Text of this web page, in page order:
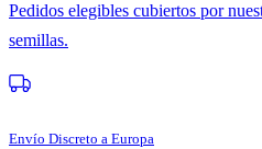
Pedidos elegibles cubiertos por
semillas.
Envío Discreto a Europa